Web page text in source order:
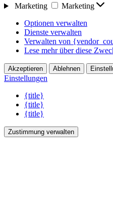
Marketing
Marketing
Optionen verwalten
Dienste verwalten
Verwalten von
Lese mehr über diese
Akzeptieren Ablehnen
Einstellungen
{title}
{title}
{title}
Zustimmung verwalten